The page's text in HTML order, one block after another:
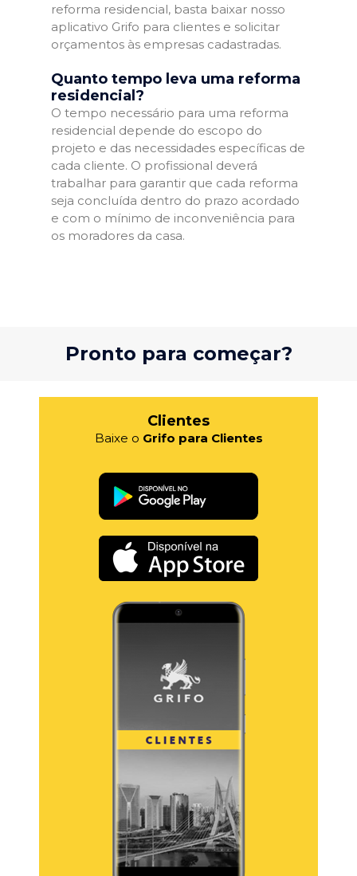
reforma residencial, basta baixar nosso
aplicativo Grifo para clientes e solicitar
orçamentos às empresas cadastradas.
Quanto tempo leva uma reforma
residencial?
O tempo necessário para uma reforma
residencial depende do escopo do
projeto e das necessidades específicas de
cada cliente. O profissional deverá
trabalhar para garantir que cada reforma
seja concluída dentro do prazo acordado
e com o mínimo de inconveniência para
os moradores da casa.
Pronto para começar?
Clientes
Baixe o Grifo para Clientes